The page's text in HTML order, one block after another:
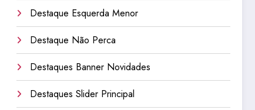
Destaque Esquerda Menor
Destaque Não Perca
Destaques Banner Novidades
Destaques Slider Principal